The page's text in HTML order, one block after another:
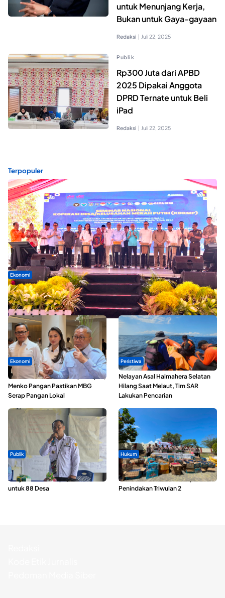
untuk Menunjang Kerja,
Bukan untuk Gaya-gayaan
Redaksi | Juli 22, 2025
Publik
Rp300 Juta dari APBD
2025 Dipakai Anggota
DPRD Ternate untuk Beli
iPad
Redaksi | Juli 22, 2025
Terpopuler
Ekonomi
Seminar di Ternate, Mendes Perkuat Sinergi Percepatan
Kopdes Merah Putih
Ekonomi
SPPG di Maluku Utara Dipercepat,
Menko Pangan Pastikan MBG
Serap Pangan Lokal
Peristiwa
Nelayan Asal Halmahera Selatan
Hilang Saat Melaut, Tim SAR
Lakukan Pencarian
Publik
ABDESI Morotai Apresiasi
Penyaluran ADD Rp3,13 Miliar
untuk 88 Desa
Hukum
Polda Maluku Utara Musnahkan
Ribuan Liter Miras Hasil Operasi
Penindakan Triwulan 2